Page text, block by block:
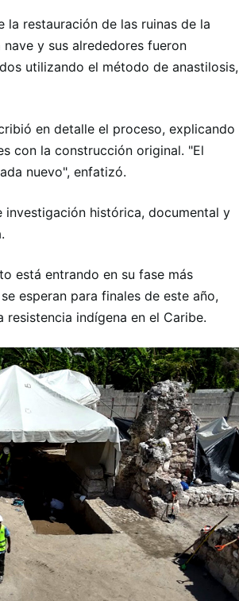
restauración de las ruinas de la
y sus alrededores fueron
utilizando el método de anastilosis,
en detalle el proceso, explicando
con la construcción original. "El
nuevo", enfatizó.
investigación histórica, documental y
está entrando en su fase más
esperan para finales de este año,
indígena en el Caribe.